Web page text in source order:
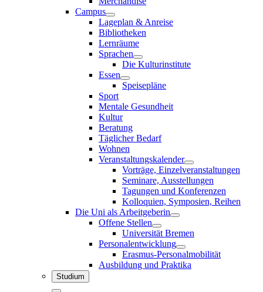
Campus
Lageplan & Anreise
Bibliotheken
Lernräume
Sprachen
Die Kulturinstitute
Essen
Speisepläne
Sport
Mentale Gesundheit
Kultur
Beratung
Täglicher Bedarf
Wohnen
Veranstaltungskalender
Vorträge, Einzelveranstaltungen
Seminare, Ausstellungen
Tagungen und Konferenzen
Kolloquien, Symposien, Reihen
Die Uni als Arbeitgeberin
Offene Stellen
Universität Bremen
Personalentwicklung
Erasmus-Personalmobilität
Ausbildung und Praktika
Studium